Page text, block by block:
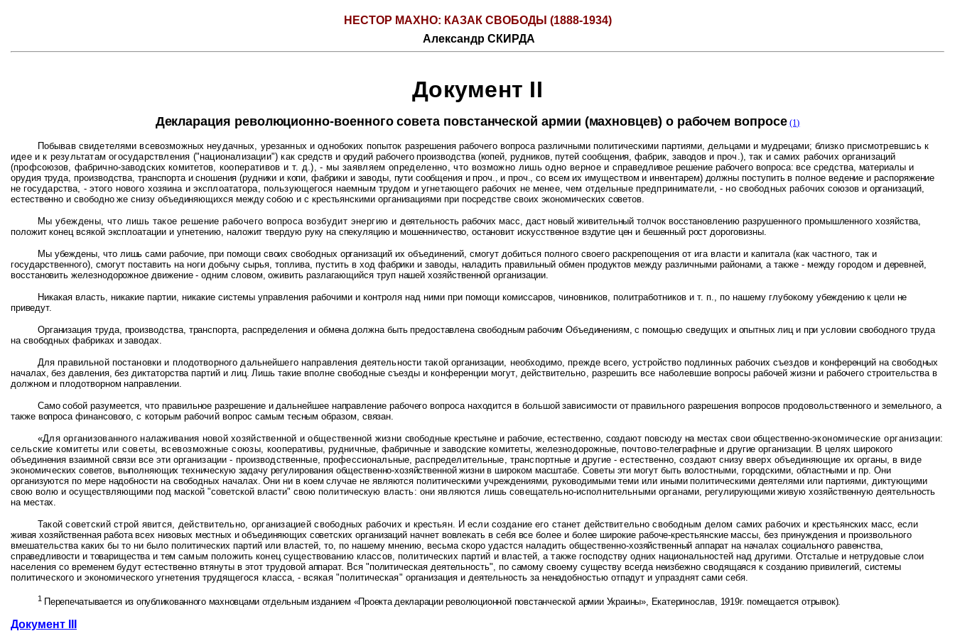
НЕСТОР МАХНО: КАЗАК СВОБОДЫ (1888-1934)
Александр СКИРДА
Документ II
Декларация революционно-военного совета повстанческой армии (махновцев) о рабочем вопросе (1)
Побывав свидетелями всевозможных неудачных, урезанных и однобоких попыток разрешения рабочего вопроса различными политическими партиями, дельцами и мудрецами; близко присмотревшись к
идее и к результатам огосударствления ("национализации") каксредств и орудий рабочего производства (копей, рудников, путей сообщения, фабрик, заводов ипроч.), так и самих рабочих организаций
(профсоюзов, фабрично-заводских комитетов, кооперативов и т. д.), - мы заявляем определенно, что возможно лишь одно верное исправедливое решение рабочего вопроса: все средства, материалы и
орудия труда, производства,транспорта и сношения (рудники и копи, фабрики и заводы, пути сообщения и проч., и проч., со всем их имуществом и инвентарем) должны поступить в полное ведение и распоряжение
не государства, - этого нового хозяина и эксплоататора, пользующегося наемным трудом и угнетающего рабочих не менее, чем отдельные предприниматели, - но свободных рабочихсоюзов и организаций,
естественно и свободно же снизу объединяющихся между собою и с крестьянскими организациями при посредстве своих экономических советов.
Мы убеждены, что лишь такое решение рабочего вопроса возбудит энергию и деятельность рабочих масс, даст новый живительный толчок восстановлению разрушенного промышленного хозяйства,
положит конец всякой эксплоатации и угнетению, наложит твердую руку на спекуляцию и мошенничество, остановит искусственное вздутие цен и бешенный рост дороговизны.
Мы убеждены, что лишь сами рабочие, при помощи своих свободных организаций их объединений, смогут добиться полного своего раскрепощения от ига власти и капитала (как частного, так и
государственного), смогут поставить на ноги добычу сырья, топлива, пустить в ход фабрики и заводы, наладить правильный обмен продуктов между различными районами, а также - между городом и деревней,
восстановить железнодорожное движение - одним словом, оживитьразлагающийся труп нашей хозяйственной организации.
Никакая власть, никакие партии, никакие системы управления рабочими и контроля над ними при помощи комиссаров, чиновников, политработников и т. п., по нашему глубокому убеждению к цели не
приведут.
Организация труда, производства, транспорта, распределения и обмена должна бытьпредоставлена свободным рабочим Объединениям, с помощью сведущих и опытных лиц и приусловии свободного труда
на свободных фабриках и заводах.
Для правильной постановки и плодотворного дальнейшего направления деятельноститакой организации, необходимо, прежде всего, устройство подлинных рабочих съездов и конференций на свободных
началах, без давления, без диктаторства партий и лиц. Лишь такие вполне свободные съезды и конференции могут, действительно, разрешить все наболевшиевопросы рабочей жизни и рабочего строительства в
должном и плодотворном направлении.
Само собой разумеется, что правильное разрешение и дальнейшее направление рабочего вопроса находится в большой зависимости от правильного разрешения вопросов продовольственного и земельного, а
также вопроса финансового, с которым рабочий вопроссамым тесным образом, связан.
«Для организованного налаживания новой хозяйственной и общественной жизни свободные крестьяне и рабочие, естественно, создают повсюду на местах свои общественно-экономические организации:
сельские комитеты или советы, всевозможные союзы,кооперативы, рудничные, фабричные и заводские комитеты, железнодорожные, почтово-телеграфные и другие организации. В целях широкого
объединения взаимной связи все эти организации - производственные, профессиональные, распределительные, транспортные и другие - естественно, создают снизу вверх объединяющие их органы, в виде
экономических советов, выполняющих техническую задачу регулирования общественно-хозяйственной жизни вшироком масштабе. Советы эти могут быть волостными, городскими, областными и пр. Они
организуются по мере надобности на свободных началах. Они ни в коем случае не являются политическими учреждениями, руководимыми теми или иными политическими деятелями или партиями, диктующими
свою волю и осуществляющими под маской "советской власти" свою политическую власть: они являются лишь совещательно-исполнительными органами,регулирующими живую хозяйственную деятельность
на местах.
Такой советский строй явится, действительно, организацией свободных рабочих и крестьян. И если создание его станет действительно свободным делом самих рабочих и крестьянских масс, если
живая хозяйственная работа всех низовых местных и объединяющих советских организаций начнет вовлекать в себя все более и более широкие рабоче-крестьянскиемассы, без принуждения и произвольного
вмешательства каких бы то ни было политических партий или властей, то, по нашему мнению, весьма скоро удастся наладить общественно-хозяйственный аппарат наначалах социального равенства,
справедливости и товарищества и темсамым положить конец существованию классов, политических партий и властей, а такжегосподству одних национальностей над другими. Отсталые и нетрудовые слои
населения со временем будут естественно втянуты в этот трудовой аппарат. Вся "политическая деятельность", по самому своему существу всегда неизбежно сводящаяся к созданию привилегий, системы
политического и экономического угнетения трудящегося класса, - всякая "политическая" организация и деятельность за ненадобностью отпадут и упразднят сами себя.
1Перепечатывается из опубликованного махновцами отдельным изданием «Проекта декларацииреволюционной повстанческой армии Украины», Екатеринослав, 1919г. помещается отрывок).
Документ III